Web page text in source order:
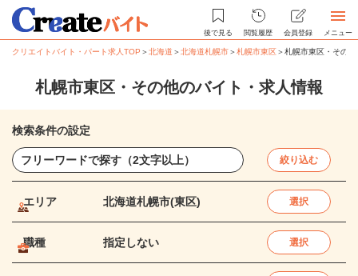
後で見る 閲覧履歴 会員登録 メニュー
クリエイトバイト・パート求人TOP ＞北海道 ＞北海道札幌市＞札幌市東区＞札幌市東区・その
札幌市東区・その他のバイト・求人情報
検索条件の設定
絞り込む
エリア 北海道札幌市(東区) 選択
職種 指定しない 選択